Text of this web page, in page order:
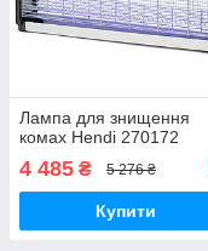
Лампа для знищення
комах Hendi 270172
4 485 ₴ 5 276 ₴
Купити